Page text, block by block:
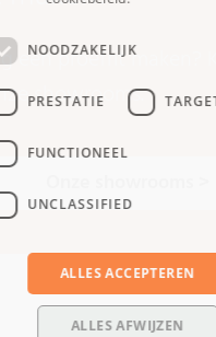
een proefrit maken?
showrooms.
NOODZAKELIJK
PRESTATIE
FUNCTIONEEL
UNCLASSIFIED
ALLES ACCEPTEREN
ALLES AFWIJZEN